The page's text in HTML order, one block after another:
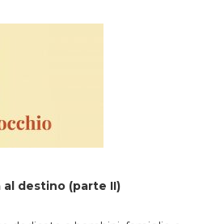
al destino (parte II)